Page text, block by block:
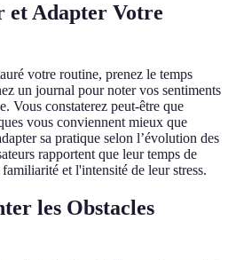
et Adapter Votre
votre routine, prenez le temps
un journal pour noter vos sentiments
Vous constaterez peut-être que
vous conviennent mieux que
sa pratique selon l’évolution des
rapportent que leur temps de
et l'intensité de leur stress.
les Obstacles